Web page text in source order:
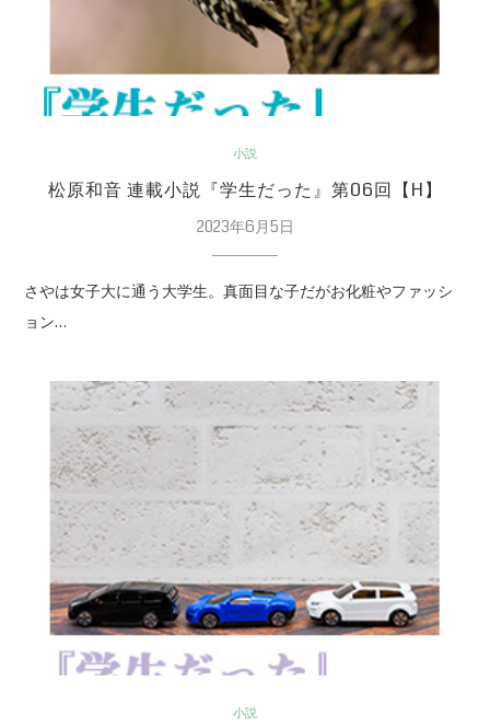
小説
松原和音 連載小説『学生だった』第06回【H】
2023年6月5日
さやは女子大に通う大学生。真面目な子だがお化粧やファッシ
ョン…
小説